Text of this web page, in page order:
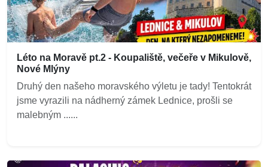
Léto na Moravě pt.2 - Koupaliště, večeře v Mikulově,
Nové Mlýny
Druhý den našeho moravského výletu je tady! Tentokrát
jsme vyrazili na nádherný zámek Lednice, prošli se
malebným ......